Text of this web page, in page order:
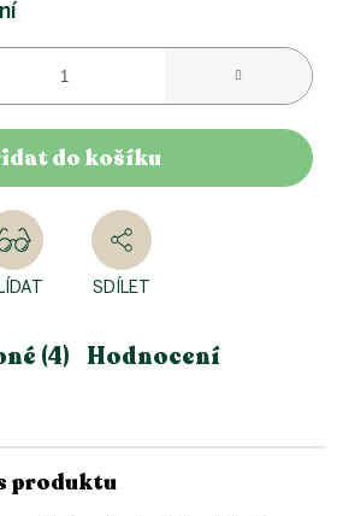
do košíku
SDÍLET
(4) Hodnocení
produktu